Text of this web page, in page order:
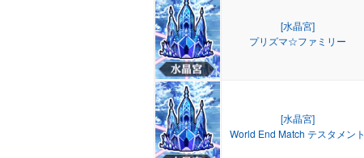
[水晶宮]
プリズマ☆ファミリー
[水晶宮]
World End Match テスタメント